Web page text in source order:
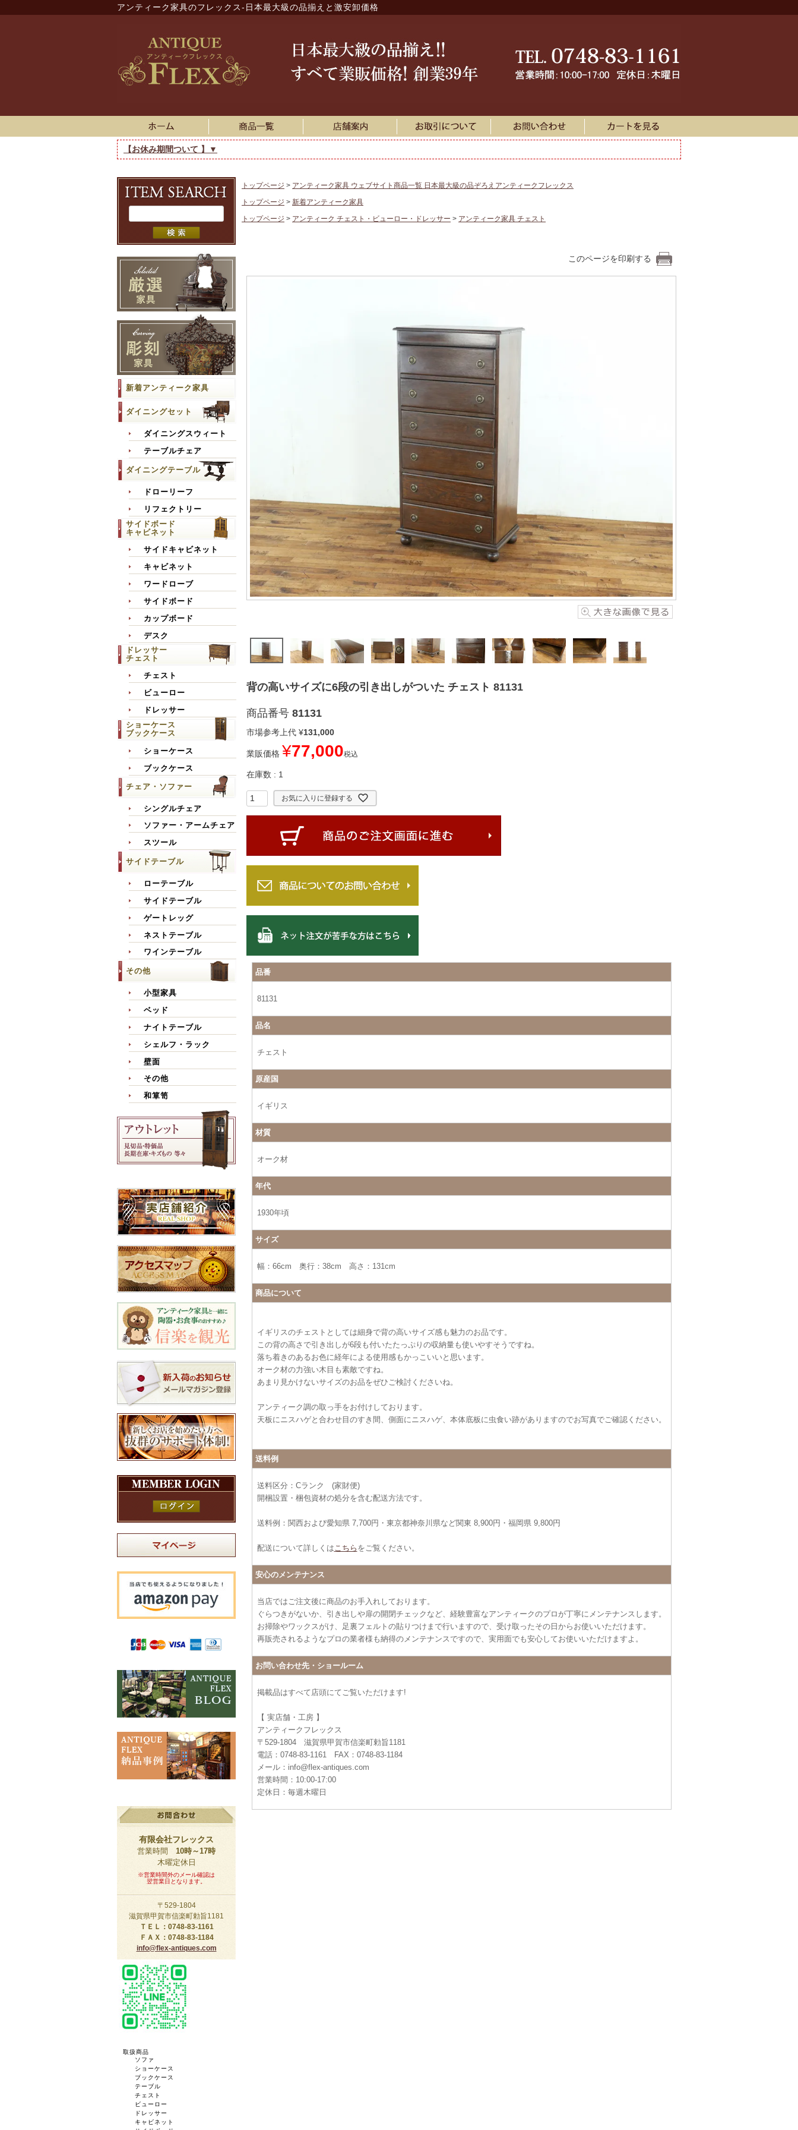
アンティーク家具のフレックス-日本最大級の品揃えと激安卸価格
【お休み期間ついて 】▼
新着アンティーク家具
ダイニングセット
ダイニングスウィート
テーブルチェア
ダイニングテーブル
ドローリーフ
リフェクトリー
サイドボード
キャビネット
サイドキャビネット
キャビネット
ワードローブ
サイドボード
カップボード
デスク
ドレッサー
チェスト
チェスト
ビューロー
ドレッサー
ショーケース
ブックケース
ショーケース
ブックケース
チェア・ソファー
シングルチェア
ソファー・アームチェア
スツール
サイドテーブル
ローテーブル
サイドテーブル
ゲートレッグ
ネストテーブル
ワインテーブル
その他
小型家具
ベッド
ナイトテーブル
シェルフ・ラック
壁面
その他
和箪笥
有限会社フレックス
営業時間 10時～17時
木曜定休日
※営業時間外のメール確認は
翌営業日となります。
〒529-1804
滋賀県甲賀市信楽町勅旨1181
ＴＥＬ：0748-83-1161
ＦＡＸ：0748-83-1184
info@flex-antiques.com
取扱商品
ソファ
ショーケース
ブックケース
テーブル
チェスト
ビューロー
ドレッサー
キャビネット
トップページ
アンティーク家具 ウェブサイト商品一覧 日本最大級の品ぞろえアンティークフレックス
トップページ
新着アンティーク家具
トップページ
アンティーク チェスト・ビューロー・ドレッサー アンティーク家具 チェスト
このページを印刷する
背の高いサイズに6段の引き出しがついた チェスト 81131
商品番号 81131
市場参考上代 ¥131,000
業販価格 ¥77,000税込
在庫数 1
お気に入りに登録する
品番
81131
品名
チェスト
原産国
イギリス
材質
オーク材
年代
1930年頃
サイズ
幅：66cm 奥行：38cm 高さ：131cm
商品について
イギリスのチェストとしては細身で背の高いサイズ感も魅力のお品です。
この背の高さで引き出しが6段も付いたたっぷりの収納量も使いやすそうですね。
落ち着きのあるお色に経年による使用感もかっこいいと思います。
オーク材の力強い木目も素敵ですね。
あまり見かけないサイズのお品をぜひご検討くださいね。
アンティーク調の取っ手をお付けしております。
天板にニスハゲと合わせ目のすき間、側面にニスハゲ、本体底板に虫食い跡がありますのでお写真でご確認ください。
送料例
送料区分：Cランク (家財便)
開梱設置・梱包資材の処分を含む配送方法です。
送料例：関西および愛知県 7,700円・東京都神奈川県など関東 8,900円・福岡県 9,800円
配送について詳しくは こちら をご覧ください。
安心のメンテナンス
当店ではご注文後に商品のお手入れしております。
ぐらつきがないか、引き出しや扉の開閉チェックなど、経験豊富なアンティークのプロが丁寧にメンテナンスします。
お掃除やワックスがけ、足裏フェルトの貼りつけまで行いますので、受け取ったその日からお使いいただけます。
再販売されるようなプロの業者様も納得のメンテナンスですので、実用面でも安心してお使いいただけますよ。
お問い合わせ先・ショールーム
掲載品はすべて店頭にてご覧いただけます!
【 実店舗・工房 】
アンティークフレックス
〒529-1804 滋賀県甲賀市信楽町勅旨1181
電話：0748-83-1161 FAX：0748-83-1184
メール：info@flex-antiques.com
営業時間：10:00-17:00
定休日：毎週木曜日